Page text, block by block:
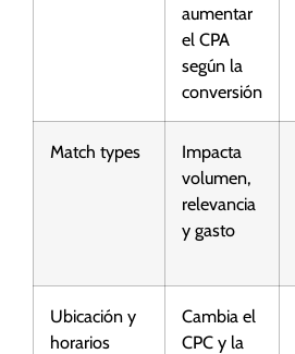
aumentar
el CPA
según la
conversión
Match types
Impacta
volumen,
relevancia
y gasto
Ubicación y
horarios
Cambia el
CPC y la